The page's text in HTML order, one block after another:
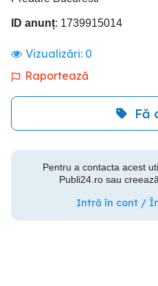
ID anunț: 1739915014
Vizualizări: 0
Raportează
Fă
Pentru a contacta acest
Publi24.ro sau
Intră în cont /